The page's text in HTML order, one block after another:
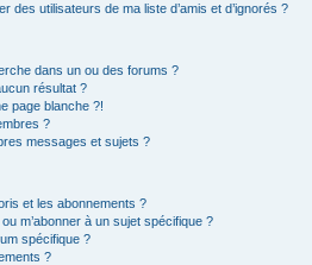
des utilisateurs de ma liste d’amis et d’ignorés ?
dans un ou des forums ?
résultat ?
page blanche ?!
?
messages et sujets ?
et les abonnements ?
m’abonner à un sujet spécifique ?
spécifique ?
?